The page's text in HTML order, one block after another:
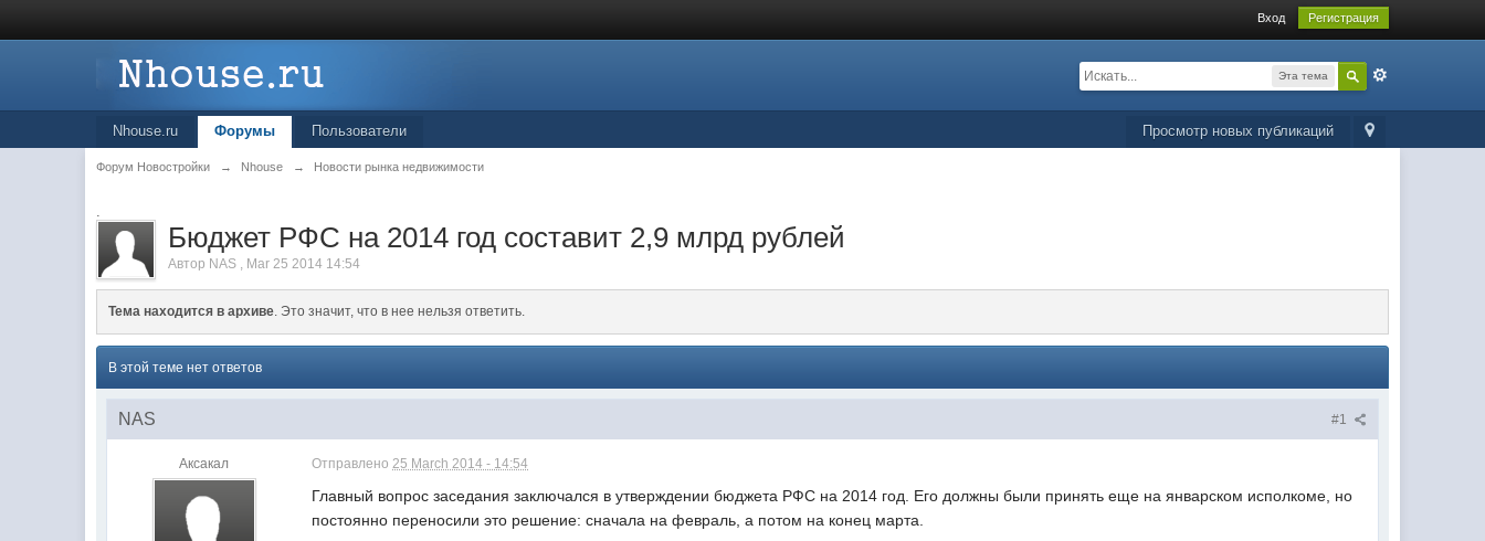
Вход Регистрация
Эта тема
Просмотр новых публикаций
Nhouse.ru Форумы Пользователи
Форум Новостройки → Nhouse → Новости рынка недвижимости
.
Бюджет РФС на 2014 год составит 2,9 млрд рублей
Автор NAS , Mar 25 2014 14:54
Тема находится в архиве. Это значит, что в нее нельзя ответить.
В этой теме нет ответов
#1
NAS
Аксакал Отправлено25 March 2014 - 14:54
Главный вопрос заседания заключался в утверждении бюджета РФС на 2014 год. Его должны были принять еще на январском исполкоме, но
постоянно переносили это решение: сначала на февраль, а потом на конец марта.